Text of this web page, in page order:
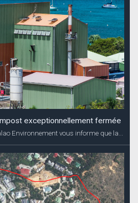
exceptionnellement fermée
Environnement vous informe que la...